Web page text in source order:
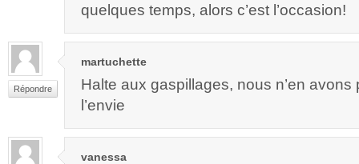
quelques temps, alors c’est l’occasion!
Répondre
martuchette
Halte aux gaspillages, nous n’en
l’envie
vanessa